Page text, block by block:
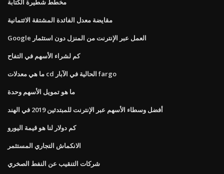
مخطط شطيرة الكتابة
مقايضة معدل الفائدة المشتقة الائتمانية
Google العمل عبر الإنترنت من المنزل دون استثمار
كم لشراء الأسهم في التفاح
ما هي معدلات cd الحالية في الآبار fargo
ما هو تمويل الأسهم وحدة
أفضل وسطاء الأسهم عبر الإنترنت للمبتدئين 2019 في الهند
كم دولار لنا هو قيمة اليورو
الانكماش التجاري المستثمر
شركات التنقيب عن النفط الصخري